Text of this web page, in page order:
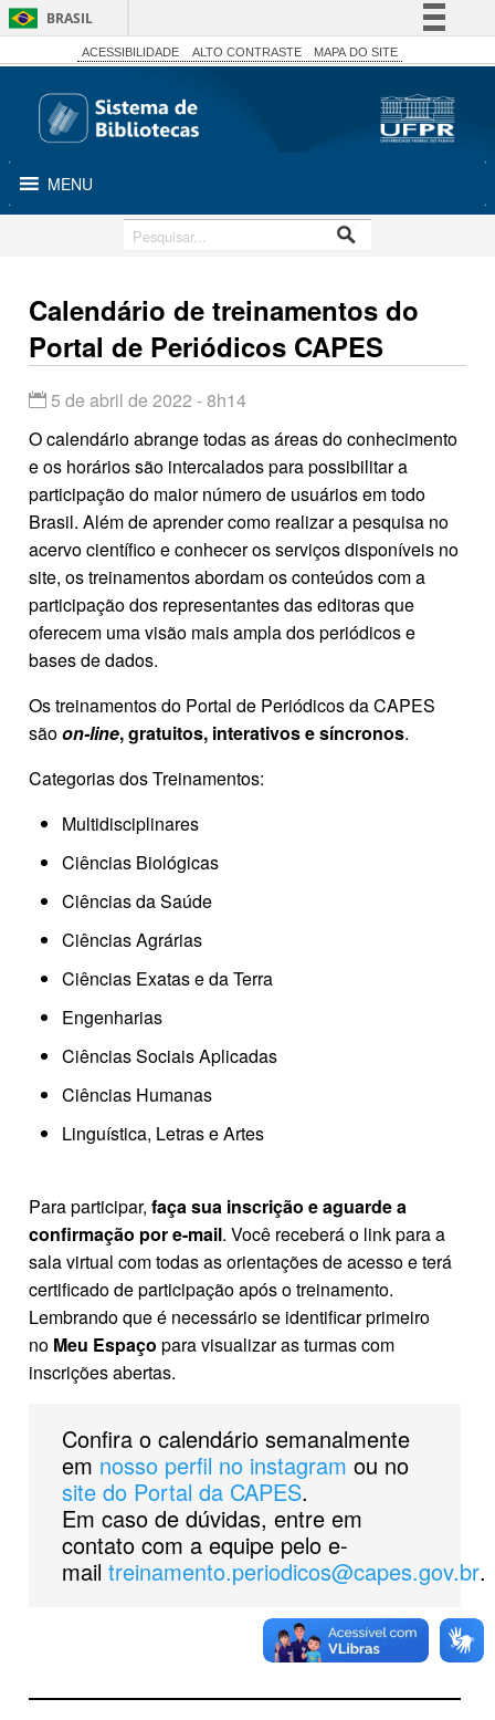
BRASIL
Simplifique!
Canais
ACESSIBILIDADE ALTO CONTRASTE MAPA DO SITE
MENU
Calendário de treinamentos do
Portal de Periódicos CAPES
5 de abril de 2022 - 8h14
O calendário abrange todas as áreas do conhecimento
e os horários são intercalados para possibilitar a
participação do maior número de usuários em todo
Brasil. Além de aprender como realizar a pesquisa no
acervo científico e conhecer os serviços disponíveis no
site, os treinamentos abordam os conteúdos com a
participação dos representantes das editoras que
oferecem uma visão mais ampla dos periódicos e
bases de dados.
Os treinamentos do Portal de Periódicos da CAPES
sãoon-line, gratuitos, interativos e síncronos.
Categorias dos Treinamentos:
Multidisciplinares
Ciências Biológicas
Ciências da Saúde
Ciências Agrárias
Ciências Exatas e da Terra
Engenharias
Ciências Sociais Aplicadas
Ciências Humanas
Linguística, Letras e Artes
Para participar, faça sua inscrição e aguarde a
confirmação por e-mail. Você receberá o link para a
sala virtual com todas as orientações de acesso e terá
certificado de participação após o treinamento.
Lembrando que é necessário se identificar primeiro
no Meu Espaço para visualizar as turmas com
inscrições abertas.
Confira o calendário semanalmente
em nosso perfil no instagram ou no
site do Portal da CAPES.
Em caso de dúvidas, entre em
contato com a equipe pelo e-
mail treinamento.periodicos@capes.gov.br.